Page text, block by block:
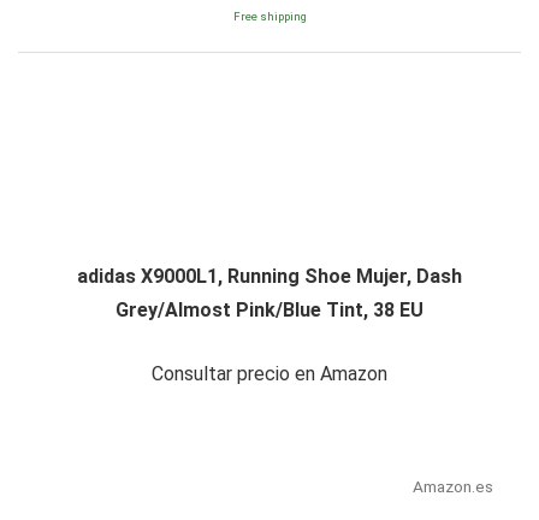
Free shipping
adidas X9000L1, Running Shoe Mujer, Dash
Grey/Almost Pink/Blue Tint, 38 EU
Consultar precio en Amazon
Amazon.es